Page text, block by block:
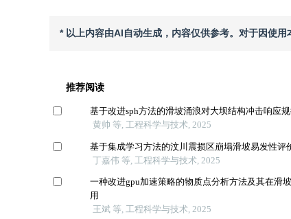
* 以上内容由AI自动生成，内容仅供参考。对于因使